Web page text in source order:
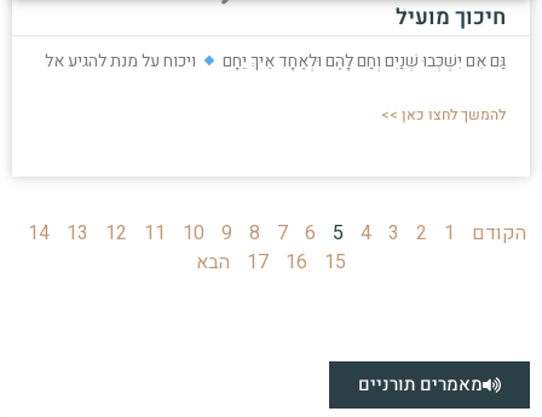
חיכוך מועיל
גַּם אִם יִשְׁכְּבוּ שְׁנַיִם וְחַם לָהֶם וּלְאֶחָד אֵיךְ יֵחָם ויכוח על מנת להגיע אל
להמשך לחצו כאן >>
הקודם 1
2
3
4
5
6
7
8
9
10
11
12
13
14
15
16
17 הבא
מאמרים תורניים